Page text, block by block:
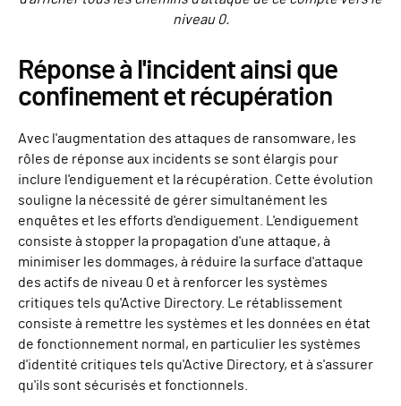
niveau 0.
Réponse à l'incident ainsi que
confinement et récupération
Avec l'augmentation des attaques de ransomware, les
rôles de réponse aux incidents se sont élargis pour
inclure l'endiguement et la récupération. Cette évolution
souligne la nécessité de gérer simultanément les
enquêtes et les efforts d'endiguement. L'endiguement
consiste à stopper la propagation d'une attaque, à
minimiser les dommages, à réduire la surface d'attaque
des actifs de niveau 0 et à renforcer les systèmes
critiques tels qu'Active Directory. Le rétablissement
consiste à remettre les systèmes et les données en état
de fonctionnement normal, en particulier les systèmes
d'identité critiques tels qu'Active Directory, et à s'assurer
qu'ils sont sécurisés et fonctionnels.